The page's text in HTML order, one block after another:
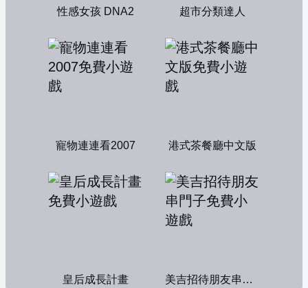
性感女孩 DNA2 超市分類達人
寵物連連看2007 港式茶餐廳中文版
皇后成長計畫 美吉招待朋友串門子